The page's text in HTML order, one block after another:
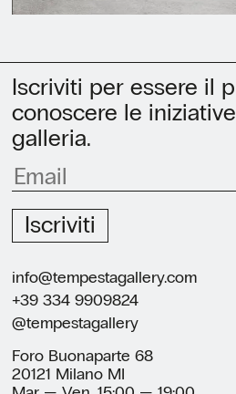
Iscriviti per essere il
conoscere le
galleria.
Iscriviti
info@tempestagallery.com
+39 334 9909824
@tempestagallery
Foro Buonaparte 68
20121 Milano MI